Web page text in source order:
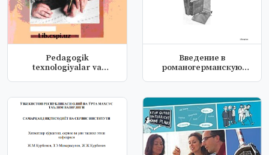
Pedagogik
texnologiyalar va
Введение в
романогерманскую